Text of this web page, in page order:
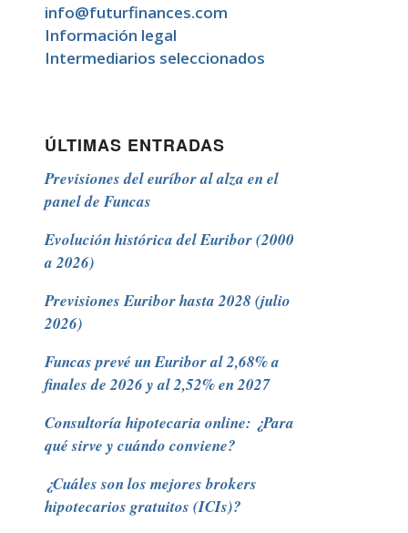
info@futurfinances.com
Información legal
Intermediarios seleccionados
ÚLTIMAS ENTRADAS
Previsiones del euríbor al alza en el
panel de Funcas
Evolución histórica del Euribor (2000
a 2026)
Previsiones Euribor hasta 2028 (julio
2026)
Funcas prevé un Euribor al 2,68% a
finales de 2026 y al 2,52% en 2027
Consultoría hipotecaria online: ¿Para
qué sirve y cuándo conviene?
¿Cuáles son los mejores brokers
hipotecarios gratuitos (ICIs)?